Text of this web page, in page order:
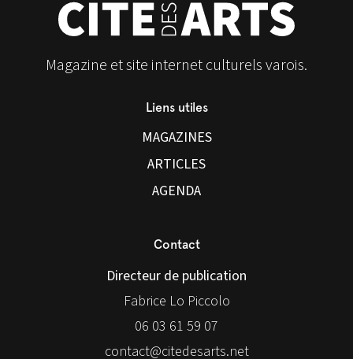
Magazine et site internet culturels varois.
Liens utiles
MAGAZINES
ARTICLES
AGENDA
Contact
Directeur de publication
Fabrice Lo Piccolo
06 03 61 59 07
contact@citedesarts.net